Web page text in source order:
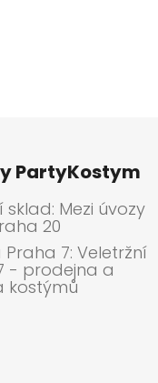
PartyKostym
Mezi úvozy
20
7: Veletržní
- prodejna a
kostýmů